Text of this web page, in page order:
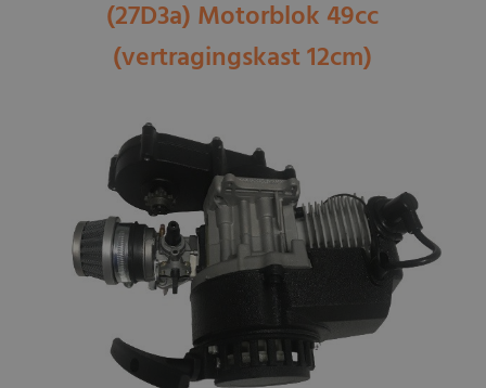
(27D3a) Motorblok 49cc
(vertragingskast 12cm)